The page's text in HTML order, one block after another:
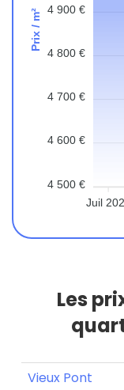
4 900 €
4 800 €
4 700 €
4 600 €
4 500 €
Prix / m²
Juil
Les
Vieux Pont